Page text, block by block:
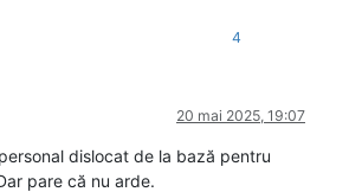
4
20 mai 2025, 19:07
dislocat de la bază pentru
pare că nu arde.